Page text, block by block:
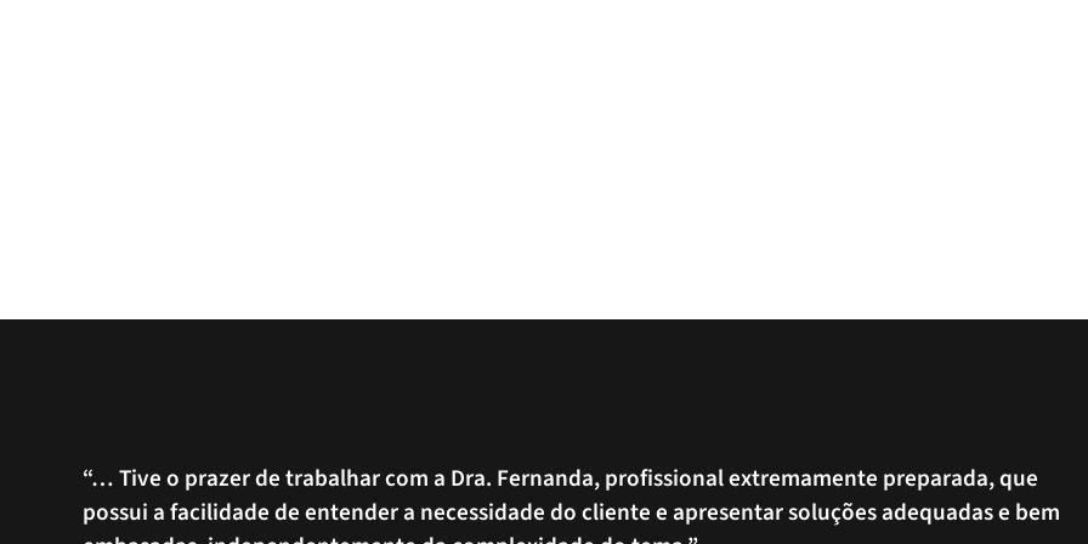
“… Tive o prazer de trabalhar com a Dra. Fernanda, profissional extremamente preparada, que
possui a facilidade de entender a necessidade do cliente e apresentar soluções adequadas e bem